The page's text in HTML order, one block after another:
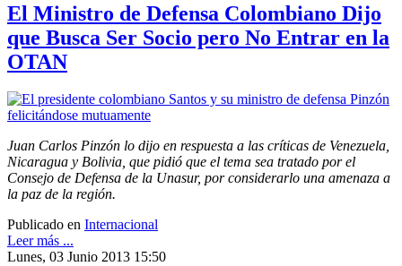
El Ministro de Defensa Colombiano Dijo
que Busca Ser Socio pero No Entrar en la
OTAN
Juan Carlos Pinzón lo dijo en respuesta a las críticas de Venezuela,
Nicaragua y Bolivia, que pidió que el tema sea tratado por el
Consejo de Defensa de la Unasur, por considerarlo una amenaza a
la paz de la región.
Publicado en Internacional
Leer más ...
Lunes, 03 Junio 2013 15:50